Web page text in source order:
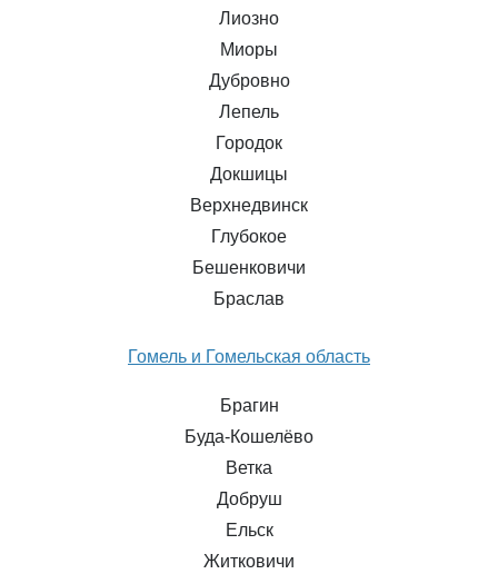
Лиозно
Миоры
Дубровно
Лепель
Городок
Докшицы
Верхнедвинск
Глубокое
Бешенковичи
Браслав
Гомель и Гомельская область
Брагин
Буда-Кошелёво
Ветка
Добруш
Ельск
Житковичи